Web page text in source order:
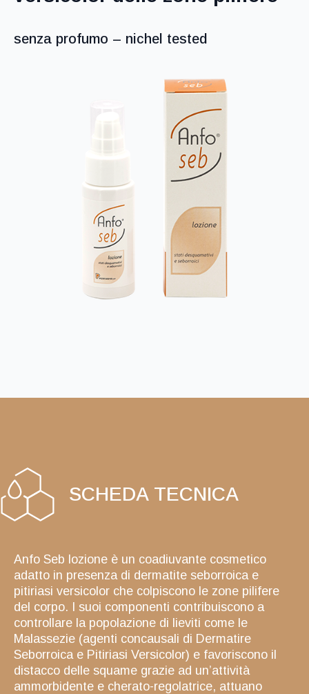
senza profumo – nichel tested
SCHEDA TECNICA
Anfo Seb lozione è un coadiuvante cosmetico
adatto in presenza di dermatite seborroica e
pitiriasi versicolor che colpiscono le zone pilifere
del corpo. I suoi componenti contribuiscono a
controllare la popolazione di lieviti come le
Malassezie (agenti concausali di Dermatire
Seborroica e Pitiriasi Versicolor) e favoriscono il
distacco delle squame grazie ad un’attività
ammorbidente e cherato-regolatrice, attuano